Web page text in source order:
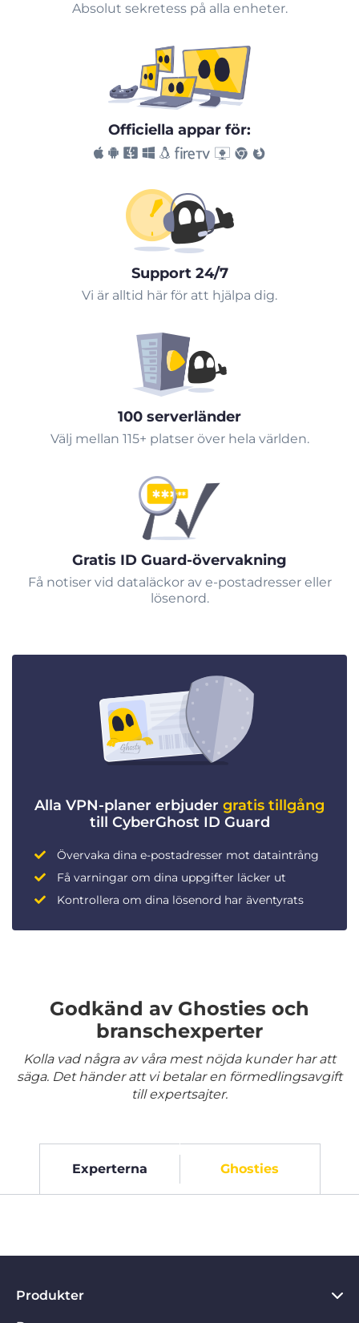
Absolut sekretess på alla enheter.
Officiella appar för:
Support 24/7
Vi är alltid här för att hjälpa dig.
100 serverländer
Välj mellan 115+ platser över hela världen.
Gratis ID Guard-övervakning
Få notiser vid dataläckor av e-postadresser eller
lösenord.
Alla VPN-planer erbjuder gratis tillgång
till CyberGhost ID Guard
Övervaka dina e-postadresser mot dataintrång
Få varningar om dina uppgifter läcker ut
Kontrollera om dina lösenord har äventyrats
Godkänd av Ghosties och
branschexperter
Kolla vad några av våra mest nöjda kunder har att
säga. Det händer att vi betalar en förmedlingsavgift
till expertsajter.
Experterna Ghosties
Produkter